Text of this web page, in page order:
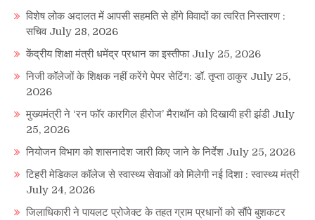
विशेष लोक अदालत में आपसी सहमति से होंगे विवादों का त्वरित निस्तारण :
सचिव July 28, 2026
केंद्रीय शिक्षा मंत्री धमेंद्र प्रधान का इस्तीफा July 25, 2026
निजी कॉलेजों के शिक्षक नहीं करेंगे पेपर सेटिंग: डॉ. तृप्ता ठाकुर July 25,
2026
मुख्यमंत्री ने ‘रन फॉर कारगिल हीरोज’ मैराथॉन को दिखायी हरी झंडी July
25, 2026
नियोजन विभाग को शासनादेश जारी किए जाने के निर्देश July 25, 2026
टिहरी मेडिकल कॉलेज से स्वास्थ्य सेवाओं को मिलेगी नई दिशा : स्वास्थ्य मंत्री
July 24, 2026
जिलाधिकारी ने पायलट प्रोजेक्ट के तहत ग्राम प्रधानों को सौंपे बुशकटर